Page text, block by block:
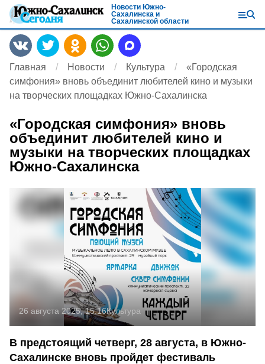
Новости Южно-
Сахалинска и
Сахалинской области
Главная Новости Культура
«Городская
симфония» вновь объединит любителей кино и музыки
на творческих площадках Южно-Сахалинска
«Городская симфония» вновь
объединит любителей кино и
музыки на творческих площадках
Южно-Сахалинска
26 августа 2025, 15:16Культура
В предстоящий четверг, 28 августа, в Южно-
Сахалинске вновь пройдет фестиваль